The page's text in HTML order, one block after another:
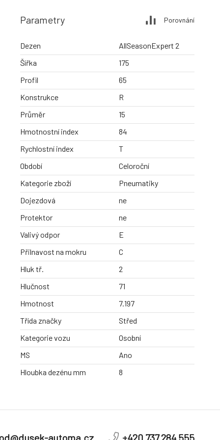
Parametry Porovnání
Dezen
AllSeasonExpert 2
Šířka
175
Profil
65
Konstrukce
R
Průměr
15
Hmotnostní index
84
Rychlostní index
T
Období
Celoroční
Kategorie zboží
Pneumatiky
Dojezdová
ne
Protektor
ne
Valivý odpor
E
Přilnavost na mokru
C
Hluk tř.
2
Hlučnost
71
Hmotnost
7.197
Třída značky
Střed
Kategorie vozu
Osobní
MS
Ano
Hloubka dezénu mm
8